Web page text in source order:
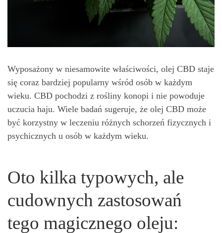
Wyposażony w niesamowite właściwości, olej CBD staje
się coraz bardziej popularny wśród osób w każdym
wieku. CBD pochodzi z rośliny konopi i nie powoduje
uczucia haju. Wiele badań sugeruje, że olej CBD może
być korzystny w leczeniu różnych schorzeń fizycznych i
psychicznych u osób w każdym wieku.
Oto kilka typowych, ale
cudownych zastosowań
tego magicznego oleju: